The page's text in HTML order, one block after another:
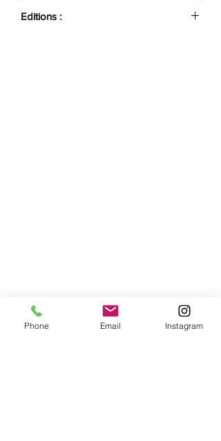
Editions :
Phone Email Instagram